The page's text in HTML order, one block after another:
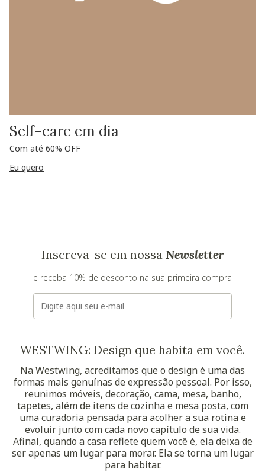
Self-care em dia
Com até 60% OFF
Eu quero
Inscreva-se em nossa Newsletter
e receba 10% de desconto na sua primeira compra
E-mail
WESTWING: Design que habita em você.
Na Westwing, acreditamos que o design é uma das
formas mais genuínas de expressão pessoal. Por isso,
reunimos móveis, decoração, cama, mesa, banho,
tapetes, além de itens de cozinha e mesa posta, com
uma curadoria pensada para acolher a sua rotina e
evoluir junto com cada novo capítulo de sua vida.
Afinal, quando a casa reflete quem você é, ela deixa de
ser apenas um lugar para morar. Ela se torna um lugar
para habitar.